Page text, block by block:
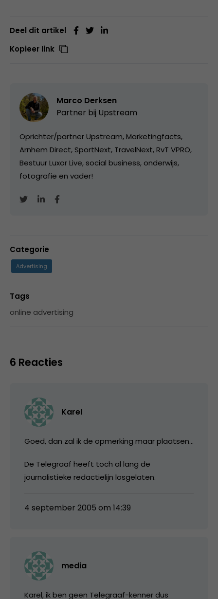
Deel dit artikel
Kopieer link
Marco Derksen
Partner bij Upstream
Oprichter/partner Upstream, Marketingfacts,
Arnhem Direct, SportNext, TravelNext, RvT VPRO,
Bestuur Luxor Live, social business, onderwijs,
fotografie en vader!
Categorie
Advertising
Tags
online advertising
6 Reacties
Karel
Goed, dan zal ik de opmerking maar plaatsen…
De Telegraaf heeft toch al lang de
journalistieke redactielijn losgelaten.
4 september 2005 om 14:39
media
Karel, ik ben geen Telegraaf-kenner dus